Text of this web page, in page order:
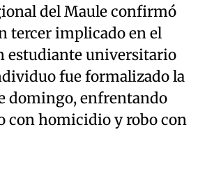
del Maule confirmó
tercer implicado en el
estudiante universitario
fue formalizado la
domingo, enfrentando
con homicidio y robo con